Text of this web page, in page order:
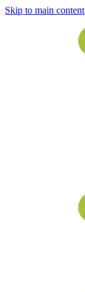
Skip to main content